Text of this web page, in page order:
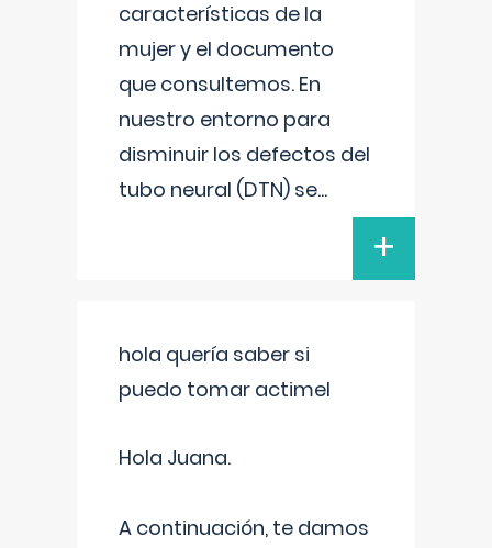
características de la
mujer y el documento
que consultemos. En
nuestro entorno para
disminuir los defectos del
tubo neural (DTN) se...
+
hola quería saber si
puedo tomar actimel
Hola Juana.
A continuación, te damos